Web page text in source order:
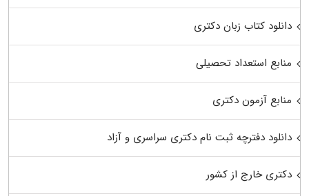
دانلود کتاب زبان دکتری
منابع استعداد تحصیلی
منابع آزمون دکتری
دانلود دفترچه ثبت نام دکتری سراسری و آزاد
دکتری خارج از کشور